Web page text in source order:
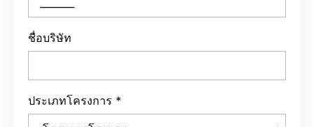
ชื่อบริษัท
ประเภทโครงการ *